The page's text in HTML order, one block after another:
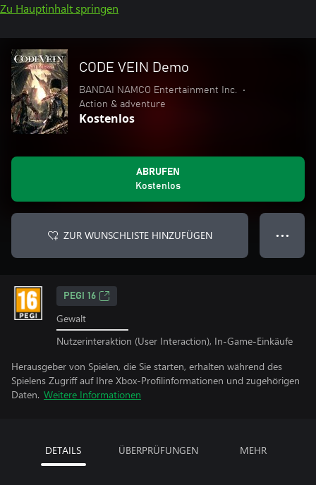
Zu Hauptinhalt springen
CODE VEIN Demo
BANDAI NAMCO Entertainment Inc.
•
Action & adventure
Kostenlos
ABRUFEN
Kostenlos
ZUR WUNSCHLISTE HINZUFÜGEN ● ● ●
PEGI 16
Gewalt
Nutzerinteraktion (User Interaction), In-Game-Einkäufe
Herausgeber von Spielen, die Sie starten, erhalten während des
Spielens Zugriff auf Ihre Xbox-Profilinformationen und zugehörigen
Daten. Weitere Informationen
DETAILS ÜBERPRÜFUNGEN MEHR